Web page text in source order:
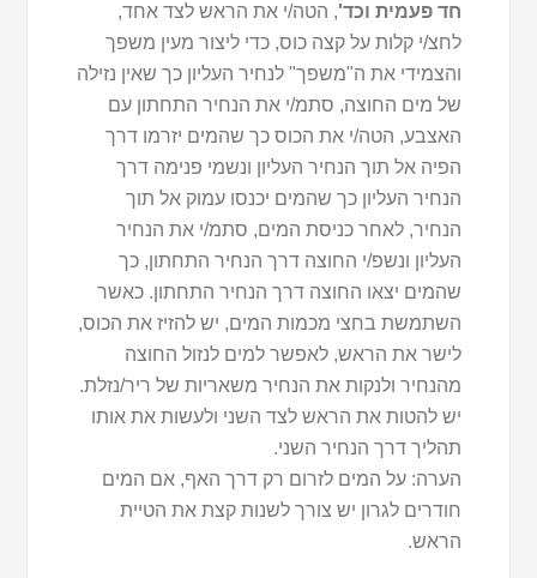
חד פעמית וכד', הטה/י את הראש לצד אחד,
לחצ/י קלות על קצה כוס, כדי ליצור מעין משפך
והצמידי את ה"משפך" לנחיר העליון כך שאין נזילה
של מים החוצה, סתמ/י את הנחיר התחתון עם
האצבע, הטה/י את הכוס כך שהמים יזרמו דרך
הפיה אל תוך הנחיר העליון ונשמי פנימה דרך
הנחיר העליון כך שהמים יכנסו עמוק אל תוך
הנחיר, לאחר כניסת המים, סתמ/י את הנחיר
העליון ונשפ/י החוצה דרך הנחיר התחתון, כך
שהמים יצאו החוצה דרך הנחיר התחתון. כאשר
השתמשת בחצי מכמות המים, יש להזיז את הכוס,
לישר את הראש, לאפשר למים לנזול החוצה
מהנחיר ולנקות את הנחיר משאריות של ריר/נזלת.
יש להטות את הראש לצד השני ולעשות את אותו
תהליך דרך הנחיר השני.
הערה: על המים לזרום רק דרך האף, אם המים
חודרים לגרון יש צורך לשנות קצת את הטיית
הראש.